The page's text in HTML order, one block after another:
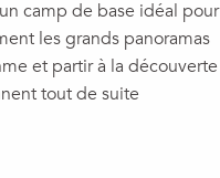
camp de base idéal pour
les grands panoramas
et partir à la découverte
tout de suite